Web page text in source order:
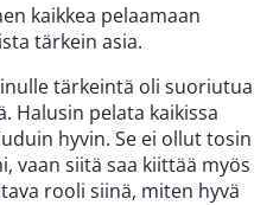
kaikkea pelaamaan
tärkein asia.
tärkeintä oli suoriutua
Halusin pelata kaikissa
hyvin. Se ei ollut tosin
vaan siitä saa kiittää myös
rooli siinä, miten hyvä